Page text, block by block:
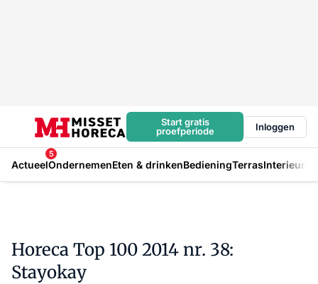
Start gratis
proefperiode
Inloggen
Actueel
5
OndernemenEten & drinkenBedieningTerrasInterieur
Horeca Top 100 2014 nr. 38:
Stayokay